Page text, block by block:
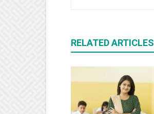
RELATED ARTICLES